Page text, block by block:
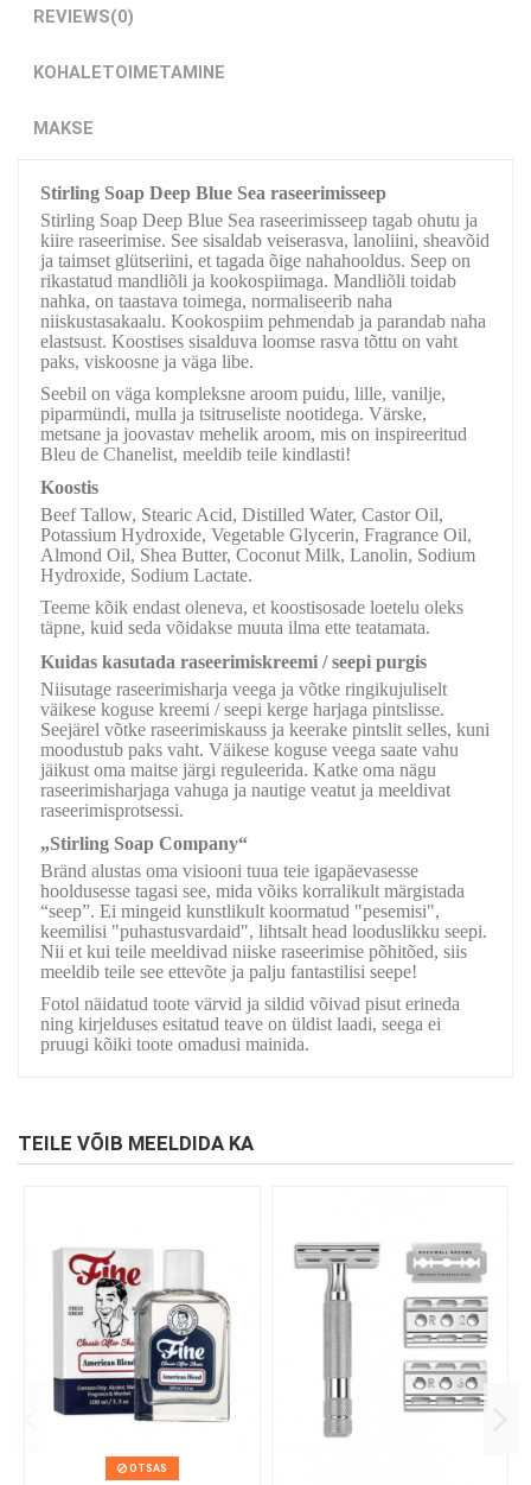
REVIEWS(0)
KOHALETOIMETAMINE
MAKSE
Stirling Soap Deep Blue Sea raseerimisseep
Stirling Soap Deep Blue Sea raseerimisseep tagab ohutu ja
kiire raseerimise. See sisaldab veiserasva, lanoliini, sheavõid
ja taimset glütseriini, et tagada õige nahahooldus. Seep on
rikastatud mandliõli ja kookospiimaga. Mandliõli toidab
nahka, on taastava toimega, normaliseerib naha
niiskustasakaalu. Kookospiim pehmendab ja parandab naha
elastsust. Koostises sisalduva loomse rasva tõttu on vaht
paks, viskoosne ja väga libe.
Seebil on väga kompleksne aroom puidu, lille, vanilje,
piparmündi, mulla ja tsitruseliste nootidega. Värske,
metsane ja joovastav mehelik aroom, mis on inspireeritud
Bleu de Chanelist, meeldib teile kindlasti!
Koostis
Beef Tallow, Stearic Acid, Distilled Water, Castor Oil,
Potassium Hydroxide, Vegetable Glycerin, Fragrance Oil,
Almond Oil, Shea Butter, Coconut Milk, Lanolin, Sodium
Hydroxide, Sodium Lactate.
Teeme kõik endast oleneva, et koostisosade loetelu oleks
täpne, kuid seda võidakse muuta ilma ette teatamata.
Kuidas kasutada raseerimiskreemi / seepi purgis
Niisutage raseerimisharja veega ja võtke ringikujuliselt
väikese koguse kreemi / seepi kerge harjaga pintslisse.
Seejärel võtke raseerimiskauss ja keerake pintslit selles, kuni
moodustub paks vaht. Väikese koguse veega saate vahu
jäikust oma maitse järgi reguleerida. Katke oma nägu
raseerimisharjaga vahuga ja nautige veatut ja meeldivat
raseerimisprotsessi.
„Stirling Soap Company“
Bränd alustas oma visiooni tuua teie igapäevasesse
hooldusesse tagasi see, mida võiks korralikult märgistada
“seep”. Ei mingeid kunstlikult koormatud "pesemisi",
keemilisi "puhastusvardaid", lihtsalt head looduslikku seepi.
Nii et kui teile meeldivad niiske raseerimise põhitõed, siis
meeldib teile see ettevõte ja palju fantastilisi seepe!
Fotol näidatud toote värvid ja sildid võivad pisut erineda
ning kirjelduses esitatud teave on üldist laadi, seega ei
pruugi kõiki toote omadusi mainida.
TEILE VÕIB MEELDIDA KA
OTSAS